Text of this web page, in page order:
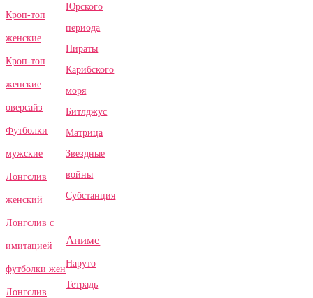
Кроп-топ
женские
Кроп-топ
женские
оверсайз
Футболки
мужские
Лонгслив
женский
Лонгслив с
имитацией
футболки жен
Лонгслив
Юрского
периода
Пираты
Карибского
моря
Битлджус
Матрица
Звездные
войны
Субстанция
Аниме
Наруто
Тетрадь